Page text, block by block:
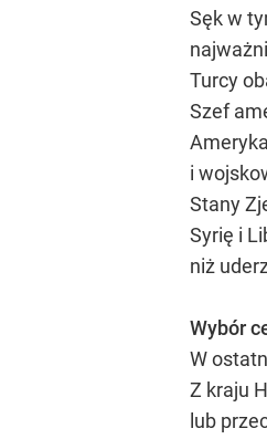
Sęk w
Turcy
Szef
i
Stany
Syrię i
niż
Wybór
W
Z kraju
lub